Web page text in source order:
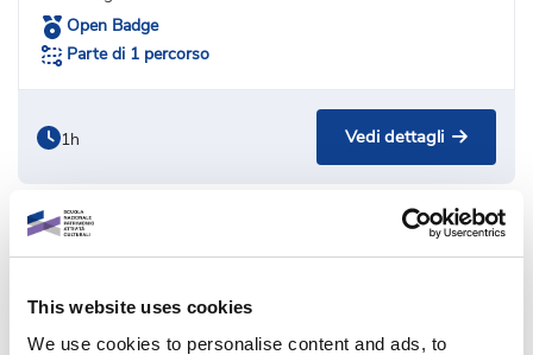
This website uses cookies
We use cookies to personalise content and ads, to
Open Badge
Parte di 1 percorso
1h Vedi dettagli